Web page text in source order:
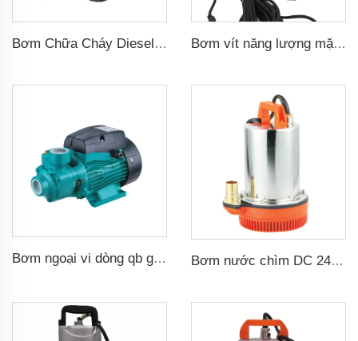
Bơm Chữa Cháy Diesel Dùng Trong Tưới Tiêu Nông Nghiệp Bơm vít năng lượng mặt trời chìm không bàn chải DC48v, đầu bơm 75m dùng cho tưới tiêu nông nghiệp
Bơm ngoại vi dòng qb gia dụng 0.37kw 0.5hp qb60 bơm tăng cường nước xoáy điện giá Bơm nước chìm DC 24Volt